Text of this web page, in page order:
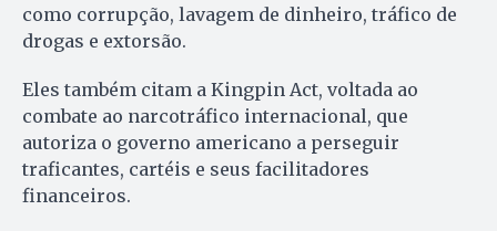
como corrupção, lavagem de dinheiro, tráfico de
drogas e extorsão.
Eles também citam a Kingpin Act, voltada ao
combate ao narcotráfico internacional, que
autoriza o governo americano a perseguir
traficantes, cartéis e seus facilitadores
financeiros.